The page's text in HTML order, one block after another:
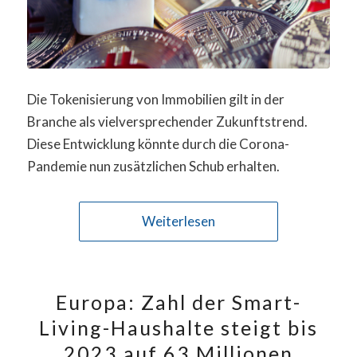
Die Tokenisierung von Immobilien gilt in der
Branche als vielversprechender Zukunftstrend.
Diese Entwicklung könnte durch die Corona-
Pandemie nun zusätzlichen Schub erhalten.
Weiterlesen
Europa: Zahl der Smart-
Living-Haushalte steigt bis